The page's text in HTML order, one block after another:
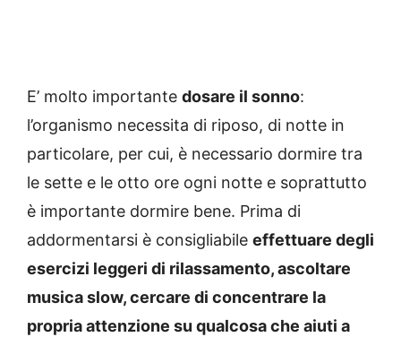
E’ molto importante dosare il sonno:
l’organismo necessita di riposo, di notte in
particolare, per cui, è necessario dormire tra
le sette e le otto ore ogni notte e soprattutto
è importante dormire bene. Prima di
addormentarsi è consigliabile effettuare degli
esercizi leggeri di rilassamento, ascoltare
musica slow, cercare di concentrare la
propria attenzione su qualcosa che aiuti a